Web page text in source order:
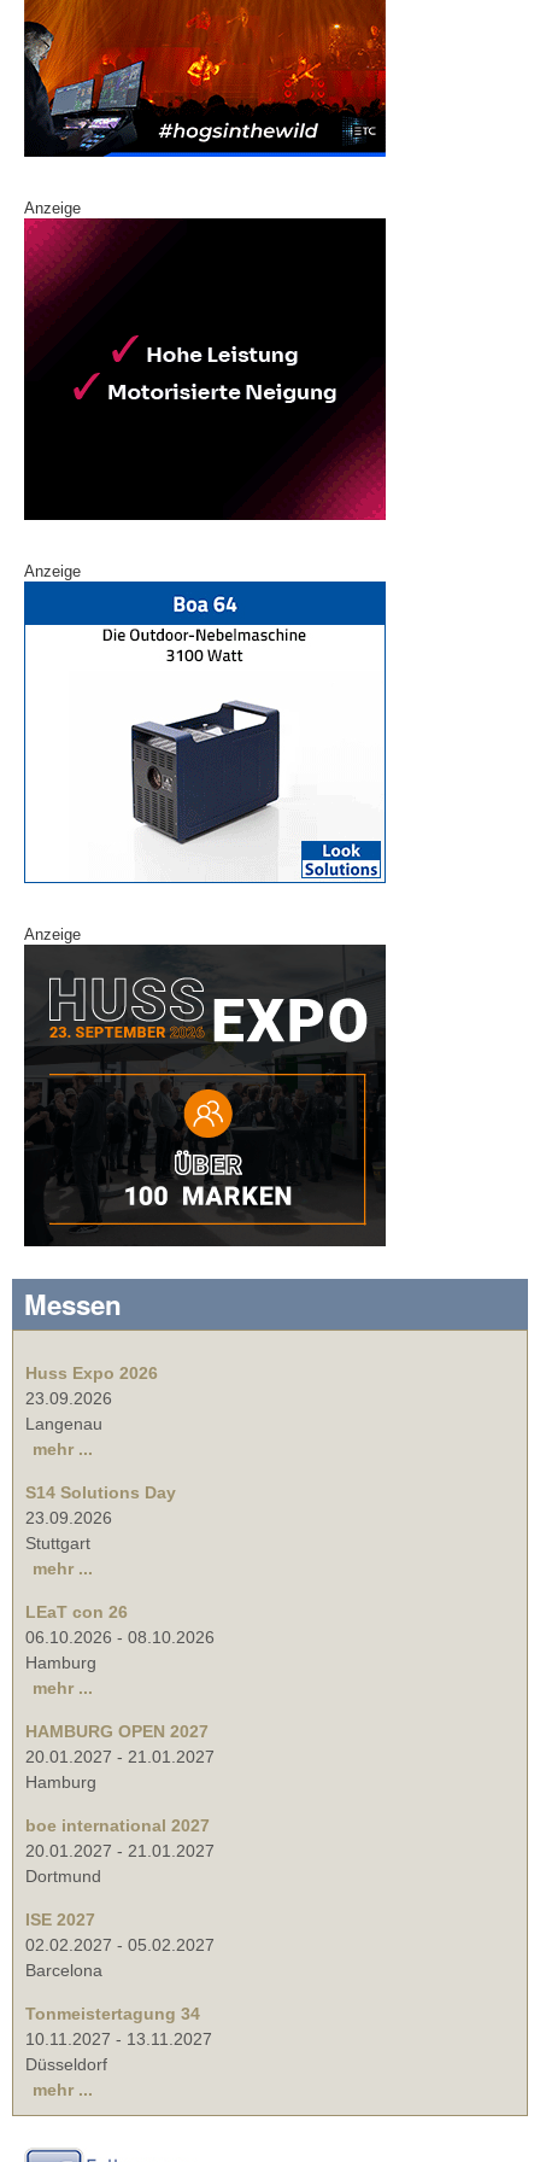
Anzeige
Anzeige
Anzeige
Messen
Huss Expo 2026
23.09.2026
Langenau
mehr ...
S14 Solutions Day
23.09.2026
Stuttgart
mehr ...
LEaT con 26
06.10.2026 - 08.10.2026
Hamburg
mehr ...
HAMBURG OPEN 2027
20.01.2027 - 21.01.2027
Hamburg
boe international 2027
20.01.2027 - 21.01.2027
Dortmund
ISE 2027
02.02.2027 - 05.02.2027
Barcelona
Tonmeistertagung 34
10.11.2027 - 13.11.2027
Düsseldorf
mehr ...